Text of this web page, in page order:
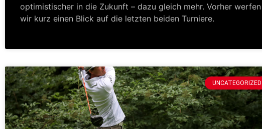
optimistischer in die Zukunft – dazu gleich mehr. Vorher werfen
wir kurz einen Blick auf die letzten beiden Turniere.
UNCATEGORIZED